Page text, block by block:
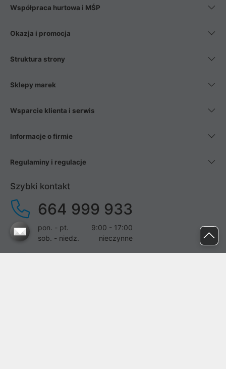
Współpraca hurtowa i MŚP
Okazja i promocja
Struktura strony
Sklepy marek
Wsparcie klienta i serwis
Informacje o firmie
Regulaminy i regulacje
Szybki kontakt
664 999 933
pon. - pt.
9:00 - 17:00
sob. - niedz.
nieczynne